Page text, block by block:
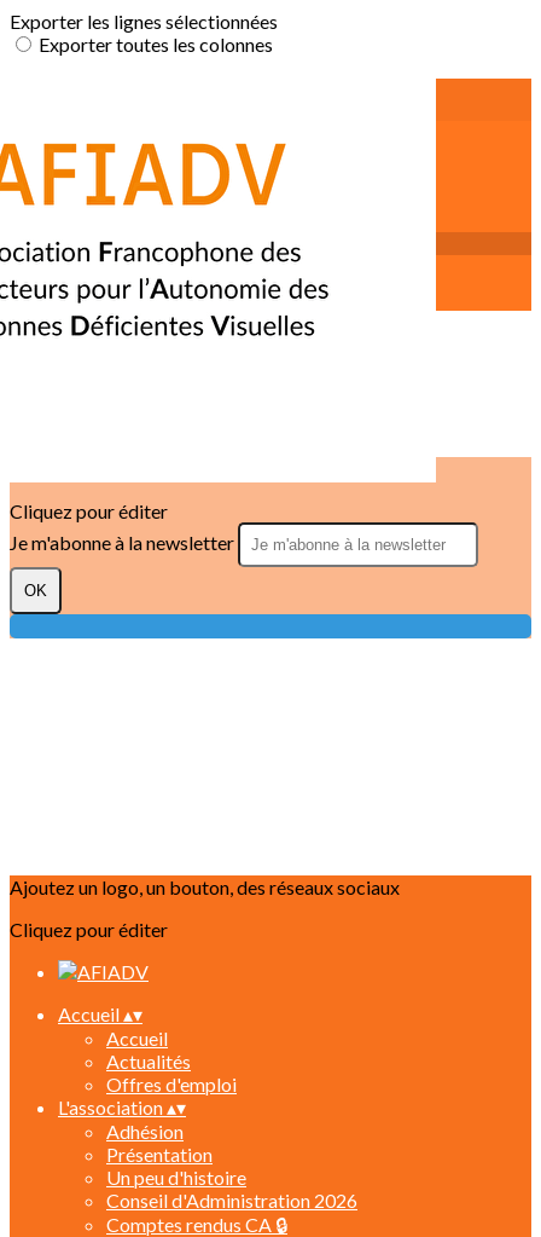
Exporter les lignes sélectionnées
Exporter toutes les colonnes
>
Instructeurs OM
Instructeurs AVJ
Annuaire des instructeurs indépendants
Annuaire des adhérents 🔒
?>
Cliquez pour éditer
Je m'abonne à la newsletter
OK
Ajoutez un logo, un bouton, des réseaux sociaux
Cliquez pour éditer
Accueil▴▾
Accueil
Actualités
Offres d'emploi
L'association▴▾
Adhésion
Présentation
Un peu d'histoire
Conseil d'Administration 2026
Comptes rendus CA 🔒